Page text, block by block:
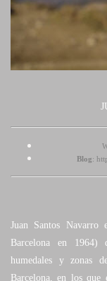
Blog:
Juan Santos
Barcelona en 1964)
humedales y zonas
Barcelona, en los que